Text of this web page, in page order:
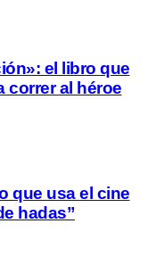
el libro que
correr al héroe
que usa el cine
hadas”